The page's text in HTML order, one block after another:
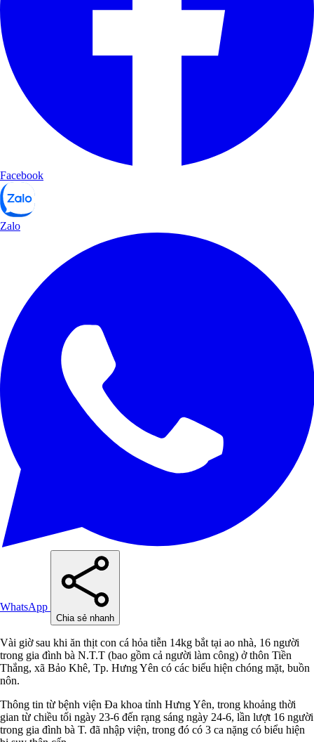
Facebook
Zalo
WhatsApp
Chia sẻ nhanh
Vài giờ sau khi ăn thịt con cá hỏa tiễn 14kg bắt tại ao nhà, 16 người
trong gia đình bà N.T.T (bao gồm cả người làm công) ở thôn Tiền
Thắng, xã Bảo Khê, Tp. Hưng Yên có các biểu hiện chóng mặt, buồn
nôn.
Thông tin từ bệnh viện Đa khoa tỉnh Hưng Yên, trong khoảng thời
gian từ chiều tối ngày 23-6 đến rạng sáng ngày 24-6, lần lượt 16 người
trong gia đình bà T. đã nhập viện, trong đó có 3 ca nặng có biểu hiện